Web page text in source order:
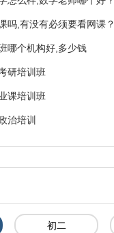
吗,有没有必须要看网课？
哪个机构好,多少钱
研培训班
课培训班
治培训
初二